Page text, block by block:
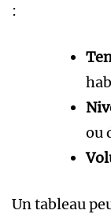
:
ou
Un tableau